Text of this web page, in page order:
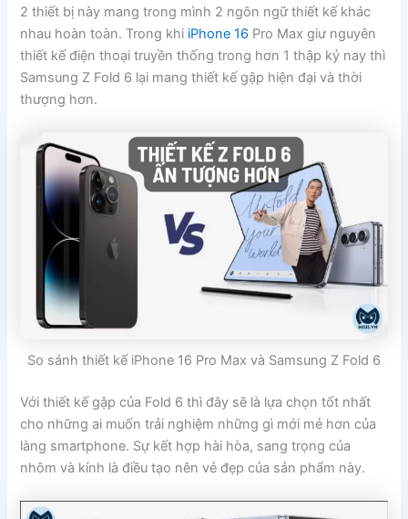
2 thiết bị này mang trong mình 2 ngôn ngữ thiết kế khác
nhau hoàn toàn. Trong khi iPhone 16 Pro Max giư nguyên
thiết kế điện thoại truyền thống trong hơn 1 thập kỷ nay thì
Samsung Z Fold 6 lại mang thiết kế gập hiện đại và thời
thượng hơn.
So sánh thiết kế iPhone 16 Pro Max và Samsung Z Fold 6
Với thiết kế gập của Fold 6 thì đây sẽ là lựa chọn tốt nhất
cho những ai muốn trải nghiệm những gì mới mẻ hơn của
làng smartphone. Sự kết hợp hài hòa, sang trọng của
nhôm và kính là điều tạo nên vẻ đẹp của sản phẩm này.